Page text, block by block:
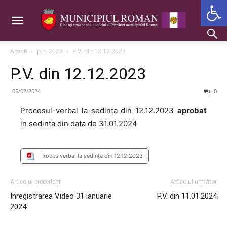
Acasă p.h. 2023 P.V. din 12.12.2023
P.V. din 12.12.2023
05/02/2024 0
Procesul-verbal la ședința din 12.12.2023 aprobat
in sedinta din data de 31.01.2024
Proces verbal la ședința din 12.12.2023
Articolul precedent
Inregistrarea Video 31 ianuarie
2024
Articolul următor
P.V. din 11.01.2024